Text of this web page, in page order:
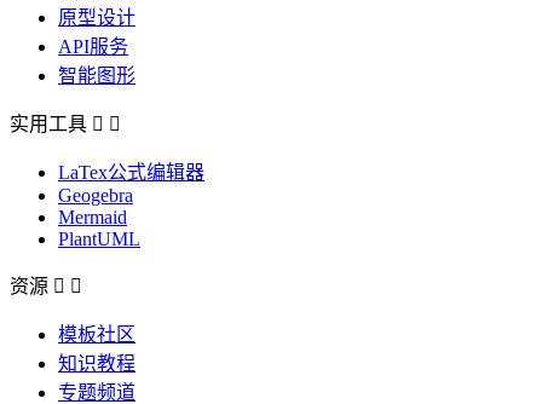
原型设计
API服务
智能图形
实用工具  
LaTex公式编辑器
Geogebra
Mermaid
PlantUML
资源  
模板社区
知识教程
专题频道